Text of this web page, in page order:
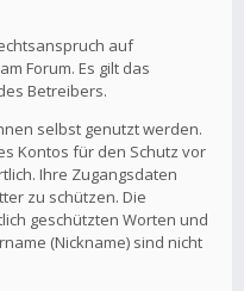
auf
Forum. Es gilt das
Betreibers.
selbst genutzt werden.
Kontos für den Schutz vor
Ihre Zugangsdaten
zu schützen. Die
geschützten Worten und
(Nickname) sind nicht